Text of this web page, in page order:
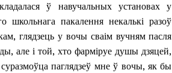
ў навучальных установах у
школьнага пакалення некалькі разоў
глядзець у вочы сваім вучням пасля
але і той, хто фарміруе душы дзяцей,
паглядзеў мне ў вочы, як бы